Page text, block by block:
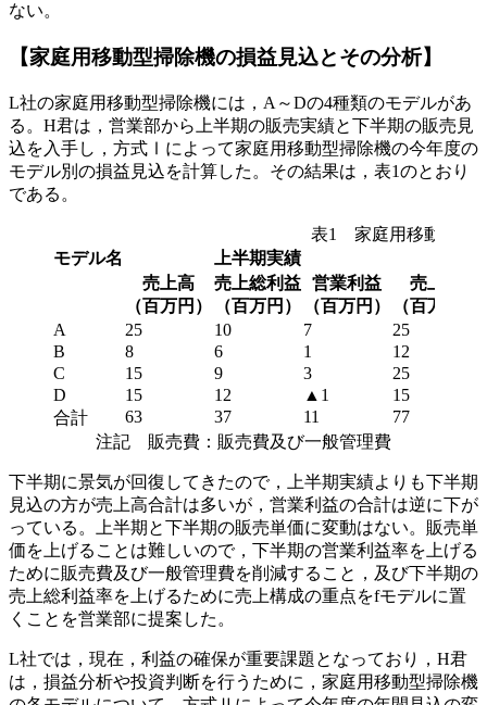
ない。
【家庭用移動型掃除機の損益見込とその分析】
L社の家庭用移動型掃除機には，A～Dの4種類のモデルがあ
る。H君は，営業部から上半期の販売実績と下半期の販売見
込を入手し，方式Ⅰによって家庭用移動型掃除機の今年度の
モデル別の損益見込を計算した。その結果は，表1のとおり
である。
表1 家庭用移動型掃
モデル名
上半期実績
売上高
（百万円）
売上総利益
（百万円）
営業利益
（百万円）
売上高
（百万円）
A
25 10 7 25
B
8 6 1 12
C
15 9 3 25
D
15 12 ▲1 15
合計
63 37 11 77
注記 販売費：販売費及び一般管理費
下半期に景気が回復してきたので，上半期実績よりも下半期
見込の方が売上高合計は多いが，営業利益の合計は逆に下が
っている。上半期と下半期の販売単価に変動はない。販売単
価を上げることは難しいので，下半期の営業利益率を上げる
ために販売費及び一般管理費を削減すること，及び下半期の
売上総利益率を上げるために売上構成の重点をfモデルに置
くことを営業部に提案した。
L社では，現在，利益の確保が重要課題となっており，H君
は，損益分析や投資判断を行うために，家庭用移動型掃除機